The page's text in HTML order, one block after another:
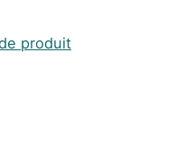
produit